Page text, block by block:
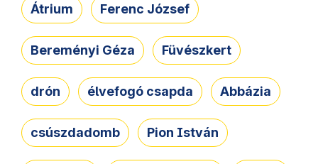
Átrium Ferenc József
Bereményi Géza Füvészkert
drón élvefogó csapda Abbázia
csúszdadomb Pion István